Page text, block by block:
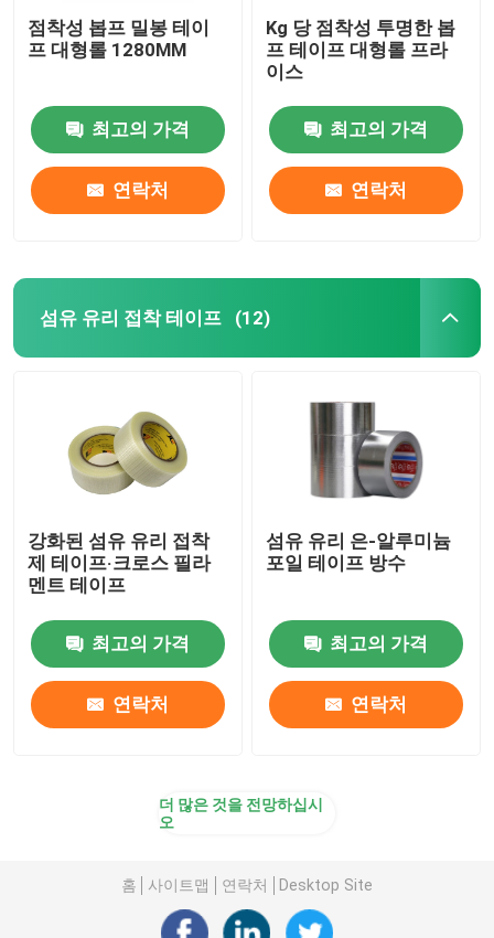
점착성 봅프 밀봉 테이
프 대형롤 1280MM
최고의 가격
연락처
Kg 당 점착성 투명한 봅
프 테이프 대형롤 프라
이스
최고의 가격
연락처
섬유 유리 접착 테이프 (12)
강화된 섬유 유리 접착
제 테이프·크로스 필라
멘트 테이프
최고의 가격
연락처
섬유 유리 은-알루미늄
포일 테이프 방수
최고의 가격
연락처
더 많은 것을 전망하십시
오
홈 사이트맵 연락처 Desktop Site